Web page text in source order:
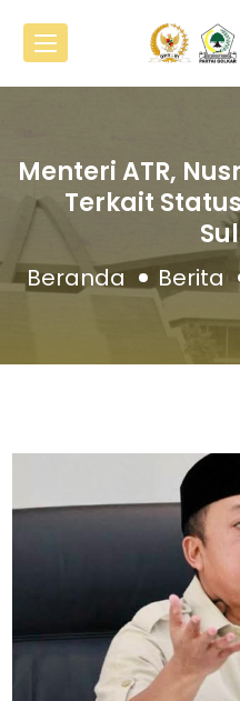
Menteri ATR,
Terkait
Beranda Berita